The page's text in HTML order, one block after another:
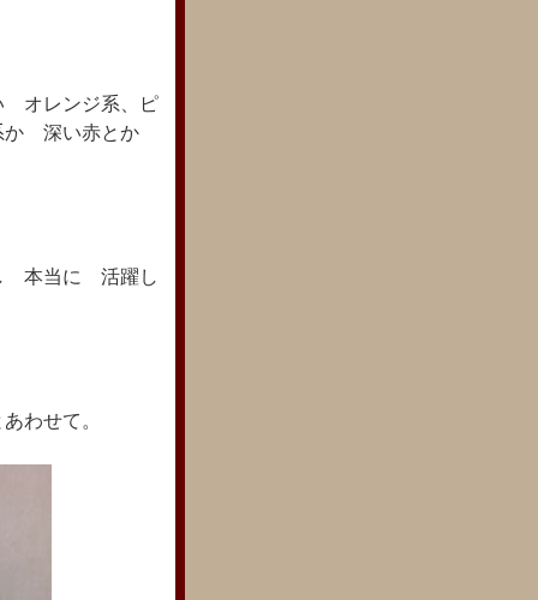
オレンジ系、ピ
か 深い赤とか
本当に 活躍し
わせて。